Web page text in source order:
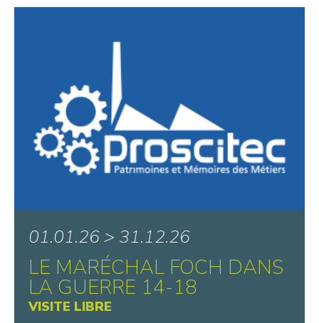
01.01.26 > 31.12.26
LE MARÉCHAL FOCH DANS
LA GUERRE 14-18
VISITE LIBRE